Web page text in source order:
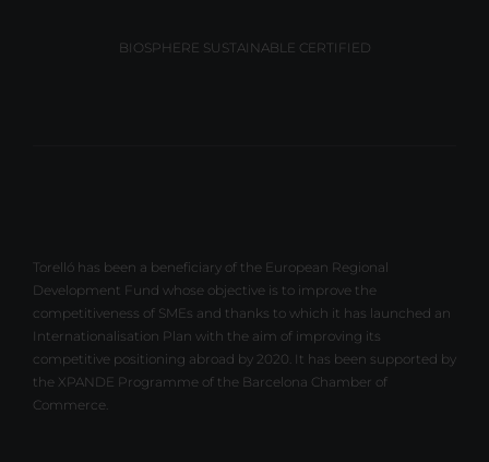
BIOSPHERE SUSTAINABLE CERTIFIED
Torelló has been a beneficiary of the European Regional
Development Fund whose objective is to improve the
competitiveness of SMEs and thanks to which it has launched an
Internationalisation Plan with the aim of improving its
competitive positioning abroad by 2020. It has been supported by
the XPANDE Programme of the Barcelona Chamber of
Commerce.